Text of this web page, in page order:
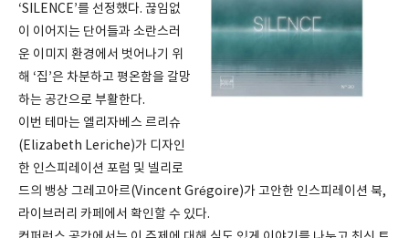
‘SILENCE’를 선정했다. 끊임없
이 이어지는 단어들과 소란스러
운 이미지 환경에서 벗어나기 위
해 ‘집’은 차분하고 평온함을 갈망
하는 공간으로 부활한다.
이번 테마는 엘리자베스 르리슈
(Elizabeth Leriche)가 디자인
한 인스피레이션 포럼 및 넬리로
드의 뱅상 그레고아르(Vincent Grégoire)가 고안한 인스피레이션 북,
라이브러리 카페에서 확인할 수 있다.